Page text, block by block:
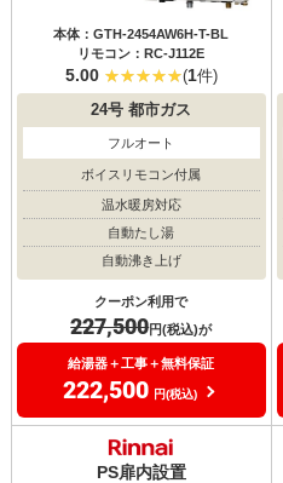
本体：GTH-2454AW6H-T-BL
リモコン：RC-J112E
5.00 (1件)
24号 都市ガス
フルオート
ボイスリモコン付属
温水暖房対応
自動たし湯
自動沸き上げ
クーポン利用で
227,500円(税込)が
給湯器＋工事＋無料保証
222,500 円(税込)
PS扉内設置